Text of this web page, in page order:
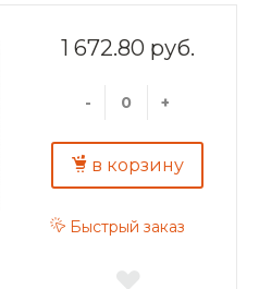
1 672.80 руб.
- +
в корзину
Быстрый заказ